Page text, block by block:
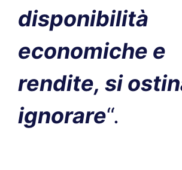
disponibilità
economiche e
rendite, si
ignorare“.